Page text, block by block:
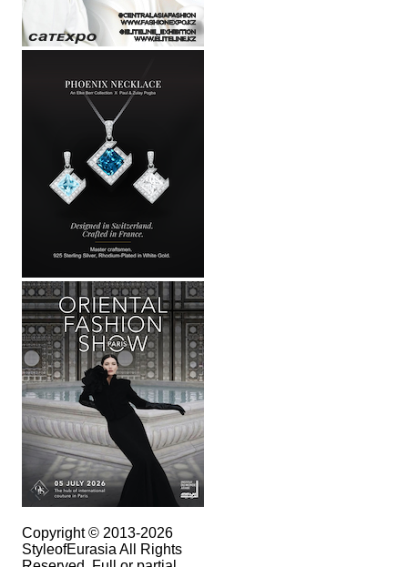
Copyright © 2013-2026
StyleofEurasia All Rights